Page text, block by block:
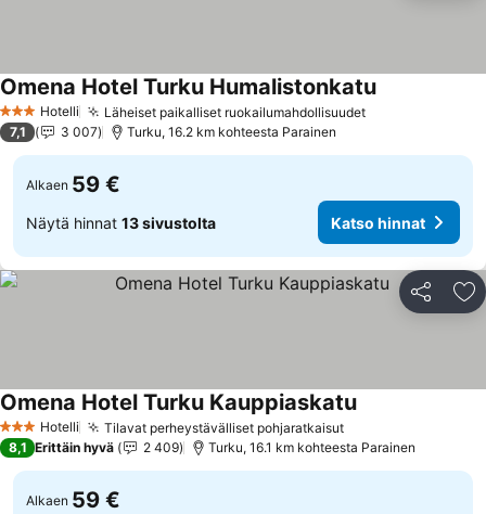
3 Tähtiluokitus
Hotelli Läheiset paikalliset ruokailumahdollisuudet
Omena Hotel Turku Humalistonkatu
7,1 3 007 Turku, 16.2 km kohteesta Parainen
Alkaen 59 €
Näytä hinnat 13 sivustolta Katso hinnat
Jaa
3 Tähtiluokitus
Hotelli Tilavat perheystävälliset pohjaratkaisut
Omena Hotel Turku Kauppiaskatu
8,1 Erittäin hyvä 2 409 Turku, 16.1 km kohteesta Parainen
Alkaen 59 €